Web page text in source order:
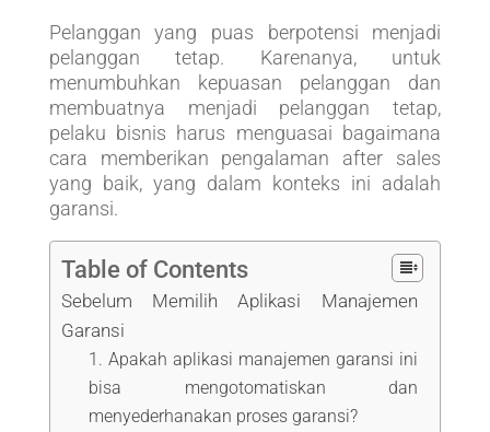
Pelanggan yang puas berpotensi menjadi
pelanggan tetap. Karenanya, untuk
menumbuhkan kepuasan pelanggan dan
membuatnya menjadi pelanggan tetap,
pelaku bisnis harus menguasai bagaimana
cara memberikan pengalaman after sales
yang baik, yang dalam konteks ini adalah
garansi.
Table of Contents
Sebelum Memilih Aplikasi Manajemen
Garansi
1. Apakah aplikasi manajemen garansi ini
bisa mengotomatiskan dan
menyederhanakan proses garansi?